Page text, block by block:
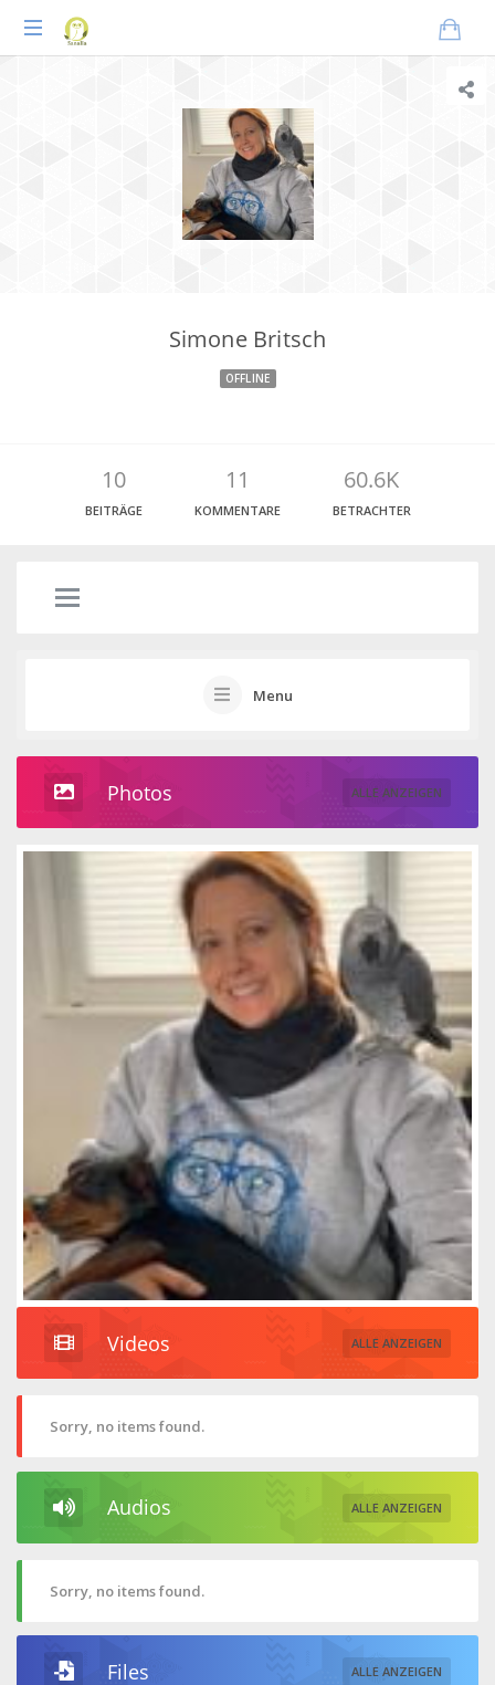
Simone Britsch
OFFLINE
10
BEITRÄGE
11
KOMMENTARE
60.6K
BETRACHTER
Menu
Photos ALLE ANZEIGEN
Videos ALLE ANZEIGEN
Sorry, no items found.
Audios ALLE ANZEIGEN
Sorry, no items found.
Files ALLE ANZEIGEN